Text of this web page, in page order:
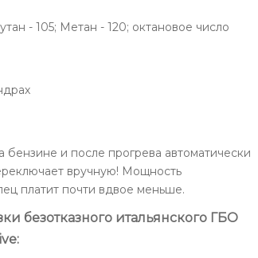
- 105; Метан - 120; октановое число
бензине и после прогрева автоматически
вручную! Мощность
платит почти вдвое меньше.
безотказного итальянского ГБО